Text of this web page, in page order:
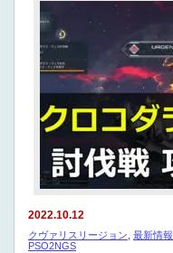
2022.10.12
クヴァリスリージョン, 最新情報
PSO2NGS